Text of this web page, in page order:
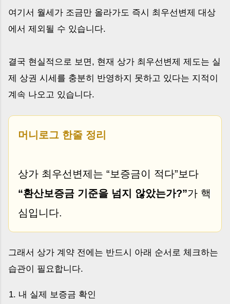
여기서 월세가 조금만 올라가도 즉시 최우선변제 대상
에서 제외될 수 있습니다.
결국 현실적으로 보면, 현재 상가 최우선변제 제도는 실
제 상권 시세를 충분히 반영하지 못하고 있다는 지적이
계속 나오고 있습니다.
머니로그 한줄 정리
상가 최우선변제는 “보증금이 적다”보다
“환산보증금 기준을 넘지 않았는가?”가 핵
심입니다.
그래서 상가 계약 전에는 반드시 아래 순서로 체크하는
습관이 필요합니다.
내 실제 보증금 확인